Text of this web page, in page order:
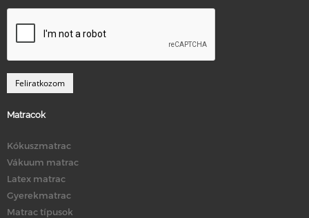
Matracok
Kókuszmatrac
Vákuum matrac
Latex matrac
Gyerekmatrac
Matrac típusok